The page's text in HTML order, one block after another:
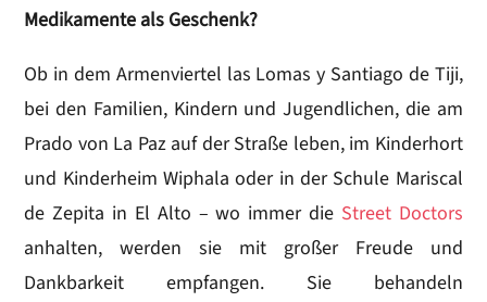
Medikamente als Geschenk?
Ob in dem Armenviertel las Lomas y Santiago de Tiji,
bei den Familien, Kindern und Jugendlichen, die am
Prado von La Paz auf der Straße leben, im Kinderhort
und Kinderheim Wiphala oder in der Schule Mariscal
de Zepita in El Alto – wo immer die Street Doctors
anhalten, werden sie mit großer Freude und
Dankbarkeit empfangen. Sie behandeln